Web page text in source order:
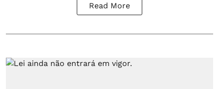
Read More